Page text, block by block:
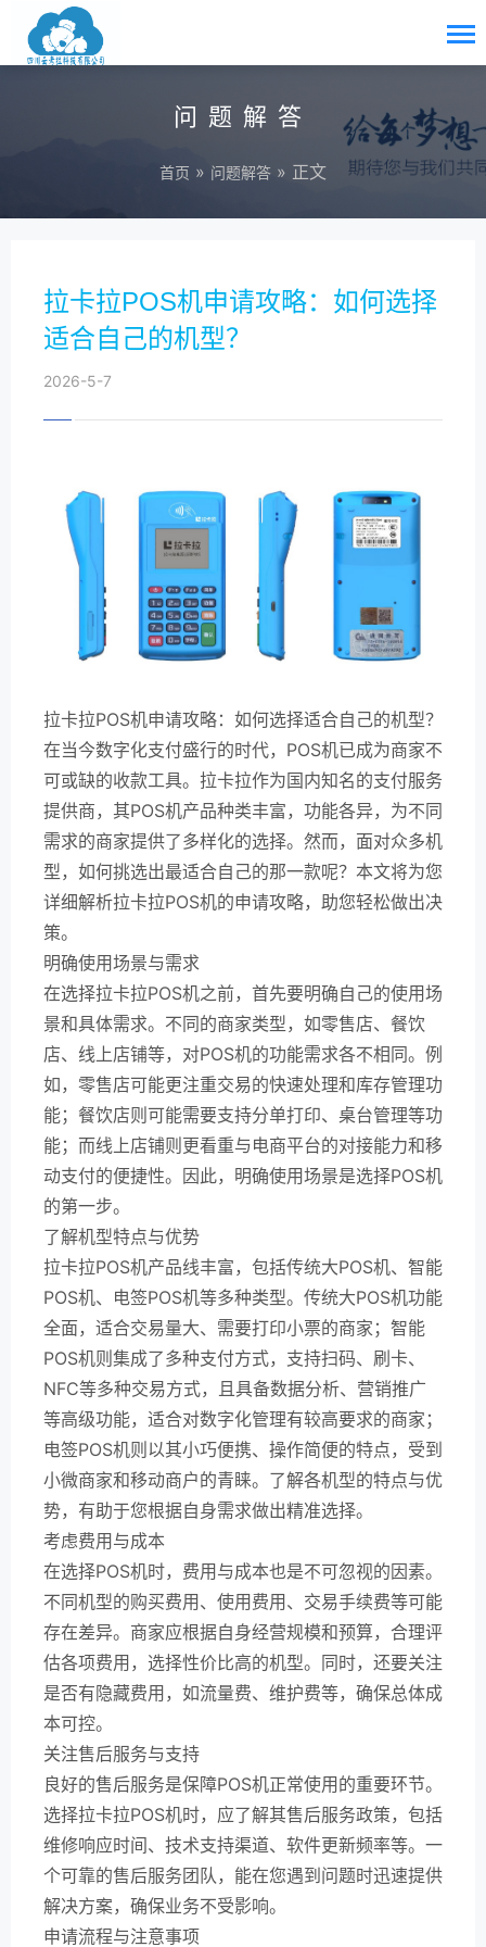
问题解答
首页 » 问题解答 » 正文
拉卡拉POS机申请攻略：如何选择
适合自己的机型？
2026-5-7
拉卡拉POS机申请攻略：如何选择适合自己的机型？
在当今数字化支付盛行的时代，POS机已成为商家不
可或缺的收款工具。拉卡拉作为国内知名的支付服务
提供商，其POS机产品种类丰富，功能各异，为不同
需求的商家提供了多样化的选择。然而，面对众多机
型，如何挑选出最适合自己的那一款呢？本文将为您
详细解析拉卡拉POS机的申请攻略，助您轻松做出决
策。
明确使用场景与需求
在选择拉卡拉POS机之前，首先要明确自己的使用场
景和具体需求。不同的商家类型，如零售店、餐饮
店、线上店铺等，对POS机的功能需求各不相同。例
如，零售店可能更注重交易的快速处理和库存管理功
能；餐饮店则可能需要支持分单打印、桌台管理等功
能；而线上店铺则更看重与电商平台的对接能力和移
动支付的便捷性。因此，明确使用场景是选择POS机
的第一步。
了解机型特点与优势
拉卡拉POS机产品线丰富，包括传统大POS机、智能
POS机、电签POS机等多种类型。传统大POS机功能
全面，适合交易量大、需要打印小票的商家；智能
POS机则集成了多种支付方式，支持扫码、刷卡、
NFC等多种交易方式，且具备数据分析、营销推广
等高级功能，适合对数字化管理有较高要求的商家；
电签POS机则以其小巧便携、操作简便的特点，受到
小微商家和移动商户的青睐。了解各机型的特点与优
势，有助于您根据自身需求做出精准选择。
考虑费用与成本
在选择POS机时，费用与成本也是不可忽视的因素。
不同机型的购买费用、使用费用、交易手续费等可能
存在差异。商家应根据自身经营规模和预算，合理评
估各项费用，选择性价比高的机型。同时，还要关注
是否有隐藏费用，如流量费、维护费等，确保总体成
本可控。
关注售后服务与支持
良好的售后服务是保障POS机正常使用的重要环节。
选择拉卡拉POS机时，应了解其售后服务政策，包括
维修响应时间、技术支持渠道、软件更新频率等。一
个可靠的售后服务团队，能在您遇到问题时迅速提供
解决方案，确保业务不受影响。
申请流程与注意事项